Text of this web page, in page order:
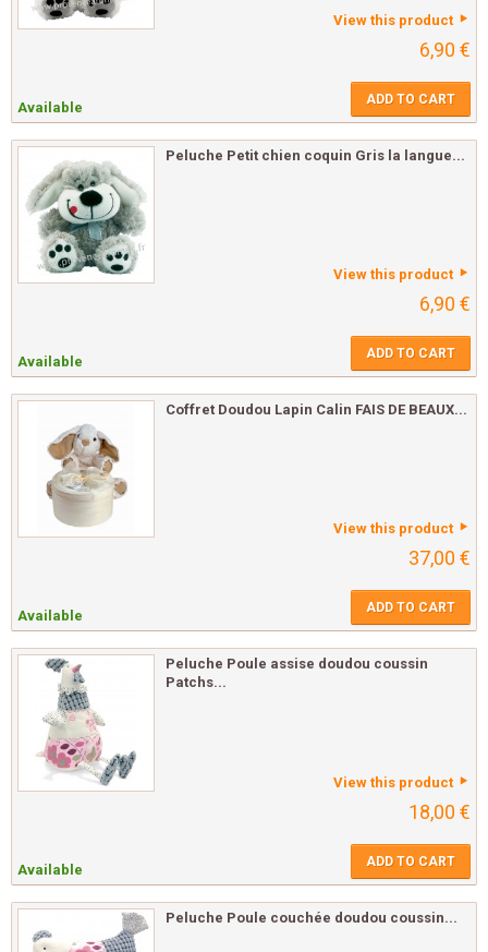
View this product
6,90 €
Available ADD TO CART
Peluche Petit chien coquin Gris la langue...
View this product
6,90 €
Available ADD TO CART
Coffret Doudou Lapin Calin FAIS DE BEAUX...
View this product
37,00 €
Available ADD TO CART
Peluche Poule assise doudou coussin
Patchs...
View this product
18,00 €
Available ADD TO CART
Peluche Poule couchée doudou coussin...